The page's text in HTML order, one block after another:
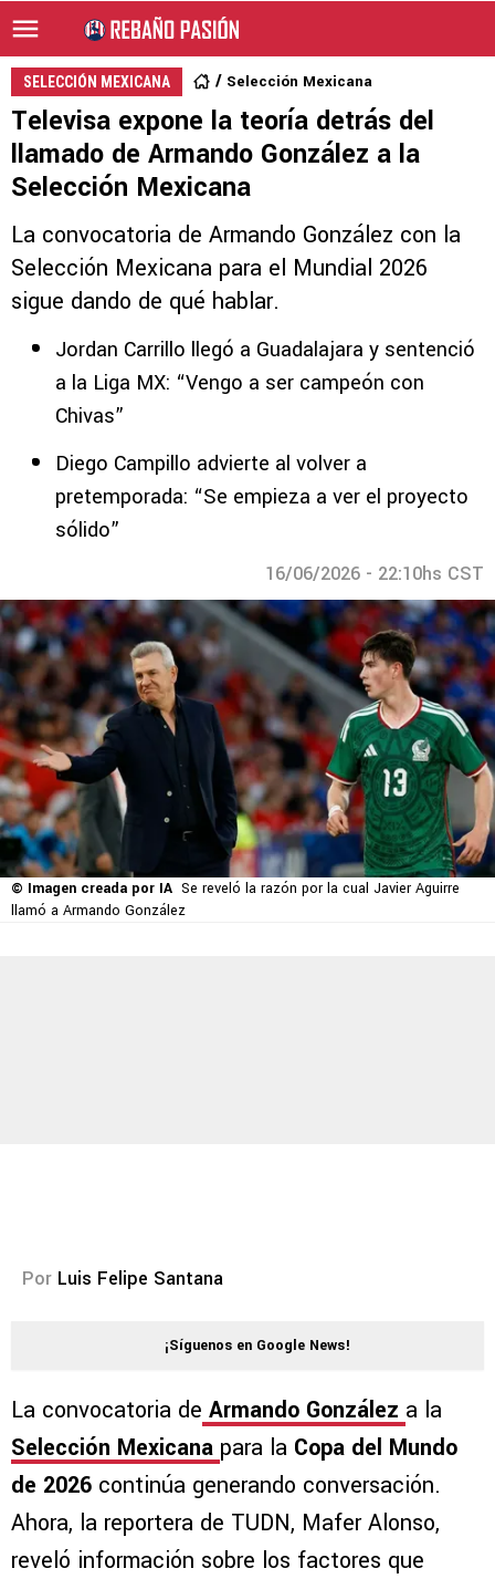
SELECCIÓN MEXICANA Selección Mexicana
Televisa expone la teoría detrás del
llamado de Armando González a la
Selección Mexicana
La convocatoria de Armando González con la
Selección Mexicana para el Mundial 2026
sigue dando de qué hablar.
Jordan Carrillo llegó a Guadalajara y sentenció
a la Liga MX: “Vengo a ser campeón con
Chivas”
Diego Campillo advierte al volver a
pretemporada: “Se empieza a ver el proyecto
sólido”
16/06/2026 - 22:10hs CST
© Imagen creada por IA Se reveló la razón por la cual Javier Aguirre
llamó a Armando González
Por Luis Felipe Santana
¡Síguenos en Google News!
La convocatoria de Armando González a la
Selección Mexicana para la Copa del Mundo
de 2026 continúa generando conversación.
Ahora, la reportera de TUDN, Mafer Alonso,
reveló información sobre los factores que